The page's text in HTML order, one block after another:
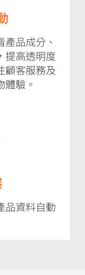
產品成分、
提高透明度
顧客服務及
體驗。
品資料自動